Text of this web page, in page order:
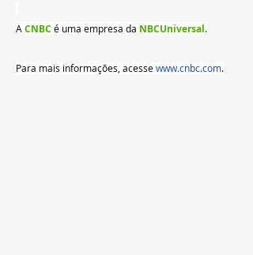
A CNBC é uma empresa da NBCUniversal.
Para mais informações, acesse www.cnbc.com.